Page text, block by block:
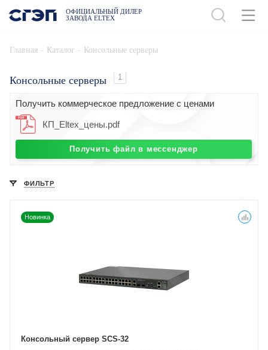
ОФИЦИАЛЬНЫЙ ДИЛЕР
ЗАВОДА ELTEX
Главная - Каталог - Консольные серверы
Консольные серверы 1
Получить коммерческое предложение с ценами
КП_Eltex_цены.pdf
Получить файл в мессенджер
ФИЛЬТР
Новинка
Консольный сервер SCS-32